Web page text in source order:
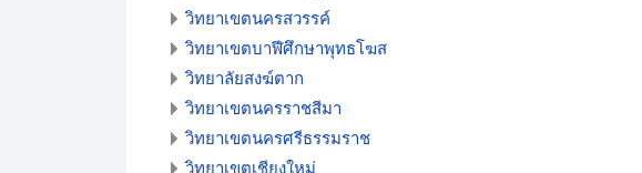
วิทยาเขตนครสวรรค์
วิทยาเขตบาฬีศึกษาพุทธโฆส
วิทยาลัยสงฆ์ตาก
วิทยาเขตนครราชสีมา
วิทยาเขตนครศรีธรรมราช
วิทยาเขตเชียงใหม่